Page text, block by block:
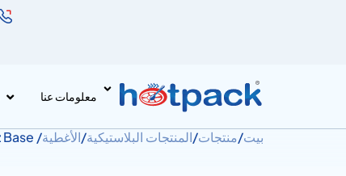
معلومات عنا
بيت/منتجات/المنتجات البلاستيكية/الأغطية/ White Round Container 32oz Base